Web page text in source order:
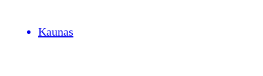
Kaunas